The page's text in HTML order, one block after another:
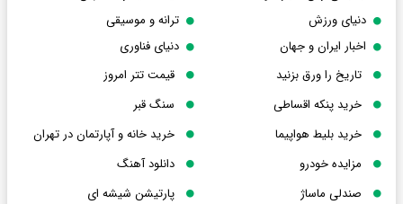
دنیای ورزش
ترانه و موسیقی
اخبار ایران و جهان
دنیای فناوری
تاریخ را ورق بزنید
قیمت تتر امروز
خرید پنکه اقساطی
سنگ قبر
خرید بلیط هواپیما
خرید خانه و آپارتمان در تهران
مزایده خودرو
دانلود آهنگ
صندلی ماساژ
پارتیشن شیشه ای